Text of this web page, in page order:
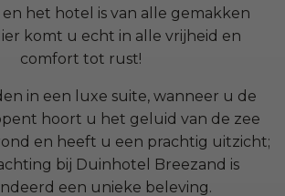
en het hotel is van alle gemakken
komt u echt in alle vrijheid en
comfort tot rust!
in een luxe suite, wanneer u de
hoort u het geluid van de zee
en heeft u een prachtig uitzicht;
bij Duinhotel Breezand is
een unieke beleving.